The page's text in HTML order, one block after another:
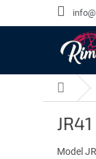
Domů
JR41
Model